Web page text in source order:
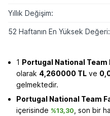
Yıllık Değişim:
52 Haftanın En Yüksek Değeri:
1 Portugal National Team
olarak 4,260000 TL ve
gelmektedir.
Portugal National Team
içerisinde %13,30 , son bir